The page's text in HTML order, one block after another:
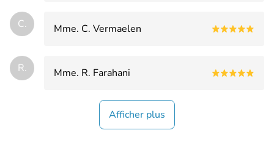
C. Mme. C. Vermaelen
R. Mme. R. Farahani
Afficher plus